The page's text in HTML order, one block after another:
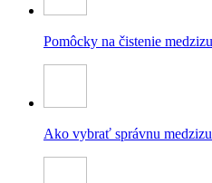
Pomôcky na čistenie
Ako vybrať správnu